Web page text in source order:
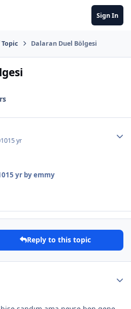
Sign In
Dalaran Duel Bölgesi
15 yr
15 yrby emmy
Reply to this topic